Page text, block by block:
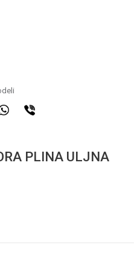
PLINA ULJNA